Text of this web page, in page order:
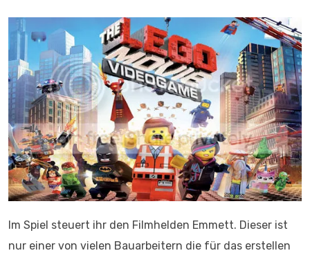
Im Spiel steuert ihr den Filmhelden Emmett. Dieser ist
nur einer von vielen Bauarbeitern die für das erstellen